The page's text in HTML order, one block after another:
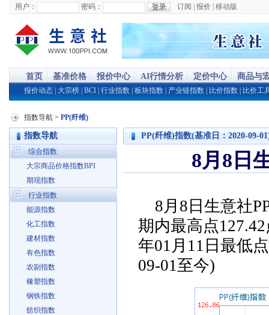
用户： 密码： 订阅 报价 移动版
首页 基准价格 报价中心 AI行情分析 定价中心 商品与
报价动态 大宗榜 BCI 行业指数 板块指数 产业链指数 比价指数 比价工
指数导航 > PP(纤维)
指数导航
综合指数
大宗商品价格指数BPI
期现指数
行业指数
能源指数
化工指数
建材指数
有色指数
农副指数
橡塑指数
钢铁指数
纺织指数
PP(纤维)指数(基准日：2020-09-
8月8日
8月8日生意社
期内最高点
年01月11日最低
09-01至今)